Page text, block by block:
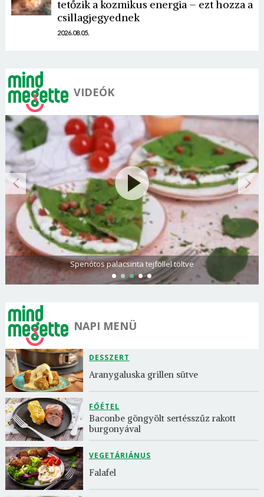
tetőzik a kozmikus energia – ezt hozza a
csillagjegyednek
2026.08.05.
VIDEÓK
Spenótos palacsinta tejföllel töltve
NAPI MENÜ
DESSZERT
Aranygaluska grillen sütve
FŐÉTEL
Baconbe göngyölt sertésszűz rakott
burgonyával
VEGETÁRIÁNUS
Falafel